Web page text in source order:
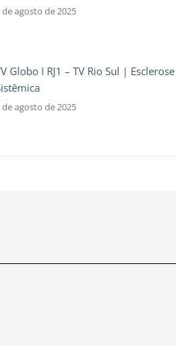
de agosto de 2025
Globo I RJ1 – TV Rio Sul | Esclerose
de agosto de 2025